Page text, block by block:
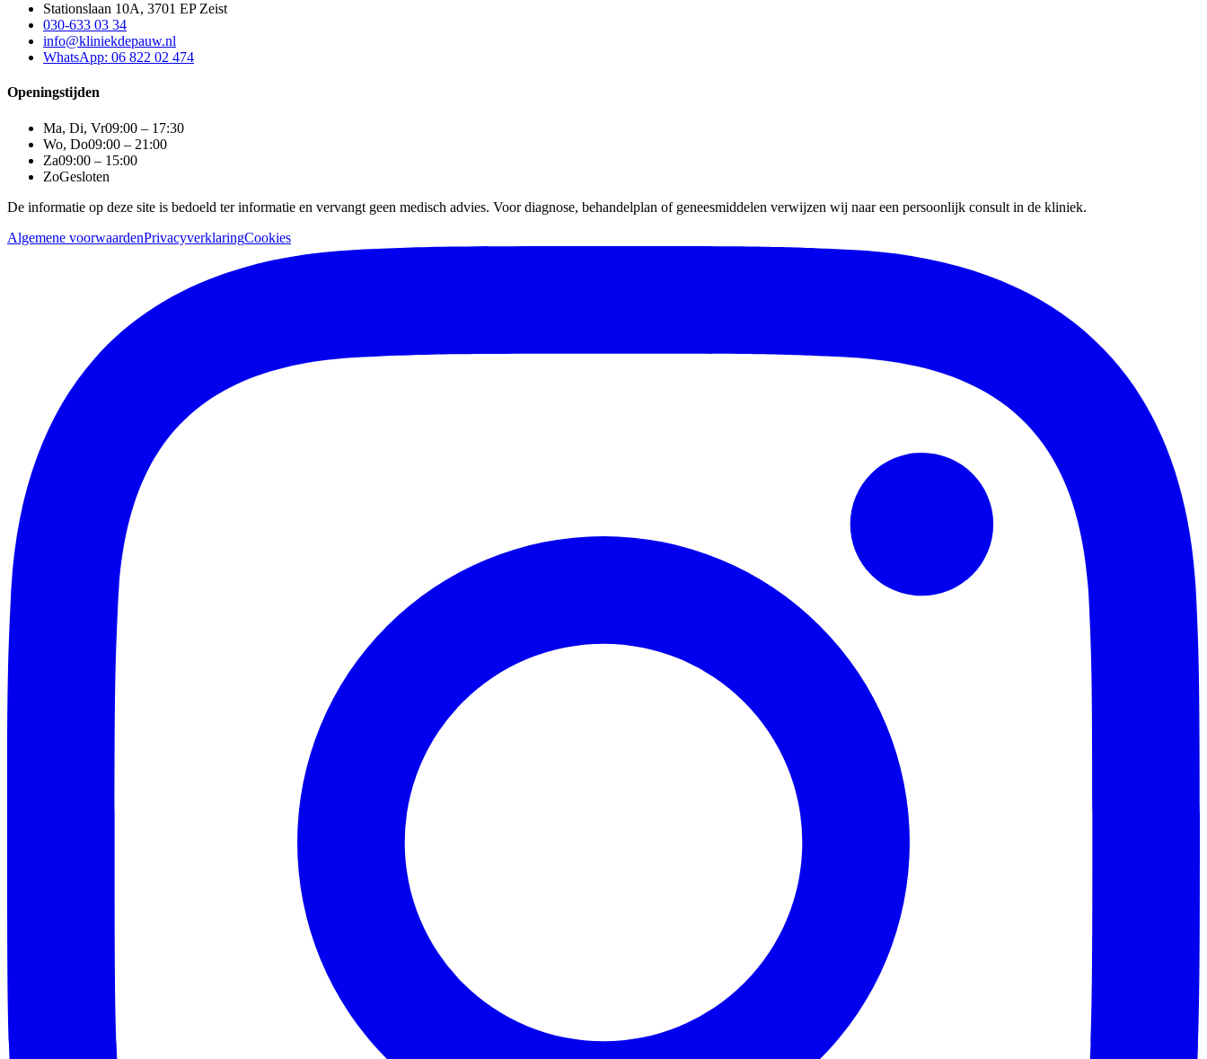
Stationslaan 10A, 3701 EP Zeist
030-633 03 34
info@kliniekdepauw.nl
WhatsApp: 06 822 02 474
Openingstijden
Ma, Di, Vr09:00 – 17:30
Wo, Do09:00 – 21:00
Za09:00 – 15:00
ZoGesloten
De informatie op deze site is bedoeld ter informatie en vervangt geen medisch advies. Voor diagnose, behandelplan of geneesmiddelen verwijzen wij naar een persoonlijk consult in de kliniek.
Algemene voorwaardenPrivacyverklaringCookies